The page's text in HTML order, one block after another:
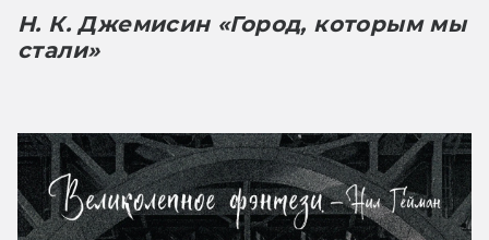
Н. К. Джемисин «Город, которым мы
стали»